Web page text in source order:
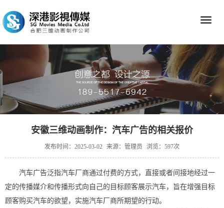
Toggle
安徽三维动画制作：汽车广告的相关报价
发布时间：2025-03-02 来源：管理员 浏览：597次
汽车广告泛指汽车厂商通过付费的方式，直接或者间接地经过一
定的传播媒介和传播形式向自己的目标顾客展示汽车，旨在增强目标
顾客购买汽车的欲望，实施汽车厂商所期望的行动。